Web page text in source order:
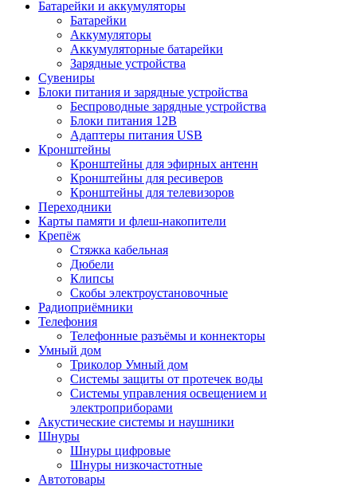
Батарейки и аккумуляторы
Батарейки
Аккумуляторы
Аккумуляторные батарейки
Зарядные устройства
Сувениры
Блоки питания и зарядные устройства
Беспроводные зарядные устройства
Блоки питания 12В
Адаптеры питания USB
Кронштейны
Кронштейны для эфирных антенн
Кронштейны для ресиверов
Кронштейны для телевизоров
Переходники
Карты памяти и флеш-накопители
Крепёж
Стяжка кабельная
Дюбели
Клипсы
Скобы электроустановочные
Радиоприёмники
Телефония
Телефонные разъёмы и коннекторы
Умный дом
Триколор Умный дом
Системы защиты от протечек воды
Системы управления освещением и
электроприборами
Акустические системы и наушники
Шнуры
Шнуры цифровые
Шнуры низкочастотные
Автотовары